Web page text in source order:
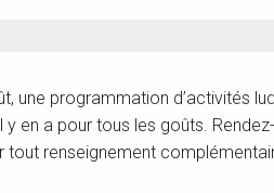
une programmation d’activités
en a pour tous les goûts.
renseignement